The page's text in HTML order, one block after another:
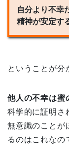
自分より不幸
精神が安定す
ということが分
他人の不幸は蜜
科学的に証明さ
無意識のことが
るのはこれなの